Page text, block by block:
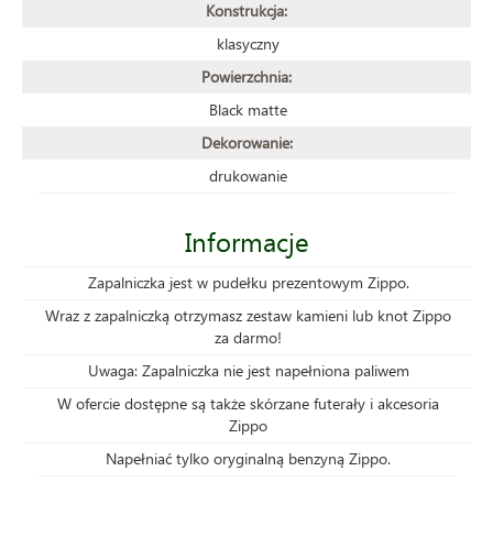
Konstrukcja:
klasyczny
Powierzchnia:
Black matte
Dekorowanie:
drukowanie
Informacje
Zapalniczka jest w pudełku prezentowym Zippo.
Wraz z zapalniczką otrzymasz zestaw kamieni lub knot Zippo
za darmo!
Uwaga: Zapalniczka nie jest napełniona paliwem
W ofercie dostępne są także skórzane futerały i akcesoria
Zippo
Napełniać tylko oryginalną benzyną Zippo.